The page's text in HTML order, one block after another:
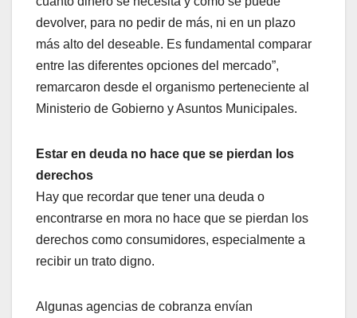
devolver, para no pedir de más, ni en un plazo
más alto del deseable. Es fundamental comparar
entre las diferentes opciones del mercado”,
remarcaron desde el organismo perteneciente al
Ministerio de Gobierno y Asuntos Municipales.
Estar en deuda no hace que se pierdan los
derechos
Hay que recordar que tener una deuda o
encontrarse en mora no hace que se pierdan los
derechos como consumidores, especialmente a
recibir un trato digno.
Algunas agencias de cobranza envían